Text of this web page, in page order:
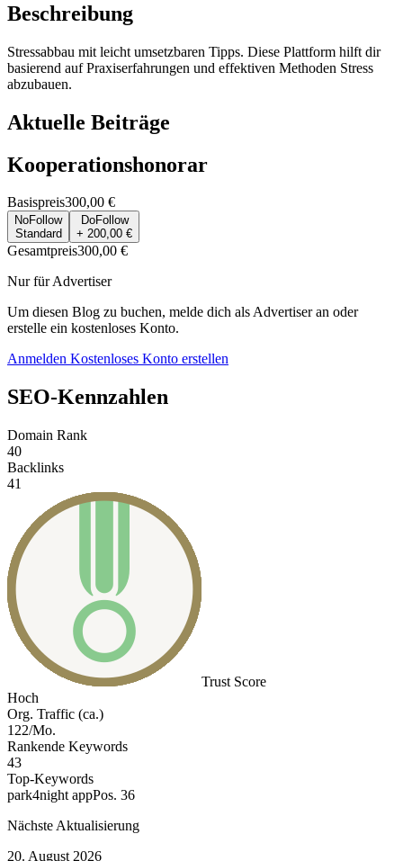
Beschreibung
Stressabbau mit leicht umsetzbaren Tipps. Diese Plattform hilft dir
basierend auf Praxiserfahrungen und effektiven Methoden Stress
abzubauen.
Aktuelle Beiträge
Kooperationshonorar
Basispreis300,00 €
NoFollow
Standard
DoFollow
+ 200,00 €
Gesamtpreis300,00 €
Nur für Advertiser
Um diesen Blog zu buchen, melde dich als Advertiser an oder
erstelle ein kostenloses Konto.
Anmelden Kostenloses Konto erstellen
SEO-Kennzahlen
Domain Rank
40
Backlinks
41
Trust Score
Hoch
Org. Traffic (ca.)
122/Mo.
Rankende Keywords
43
Top-Keywords
park4night appPos. 36
Nächste Aktualisierung
20. August 2026